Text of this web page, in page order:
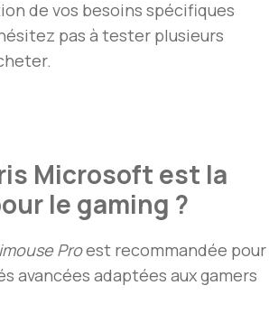
de vos besoins spécifiques
pas à tester plusieurs
Microsoft est la
le gaming ?
Proest recommandée pour
avancées adaptées aux gamers